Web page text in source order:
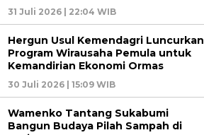
31 Juli 2026 | 22:04 WIB
Hergun Usul Kemendagri Luncurkan
Program Wirausaha Pemula untuk
Kemandirian Ekonomi Ormas
30 Juli 2026 | 15:09 WIB
Wamenko Tantang Sukabumi
Bangun Budaya Pilah Sampah di